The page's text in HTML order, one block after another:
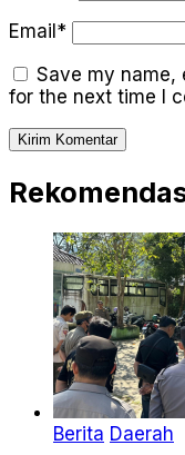
Email*
Save my name,
for the next time I
Berita Daerah